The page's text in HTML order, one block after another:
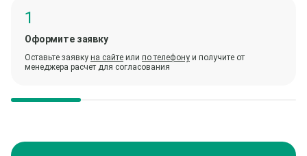
Оформите заявку
Оставьте заявку на сайте или по телефону и получите от
менеджера расчет для согласования